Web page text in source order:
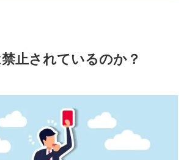
止されているのか？